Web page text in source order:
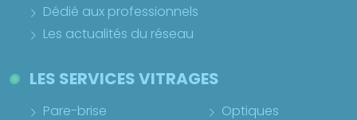
Dédié aux professionnels
Les actualités du réseau
LES SERVICES VITRAGES
Pare-brise Optiques